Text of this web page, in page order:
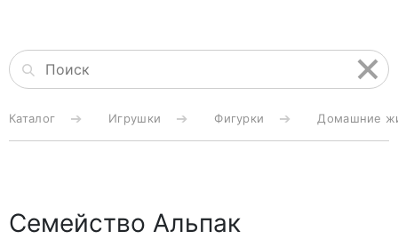
Каталог Игрушки Фигурки Домашние
Семейство Альпак